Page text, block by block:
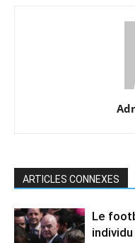
ARTICLES CONNEXES
Le
individu